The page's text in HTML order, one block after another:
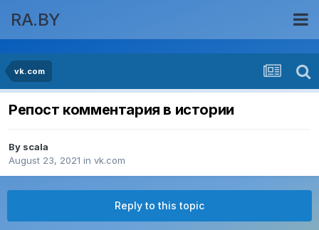
RA.BY
vk.com
Репост комментария в истории
By scala
August 23, 2021 in vk.com
Reply to this topic